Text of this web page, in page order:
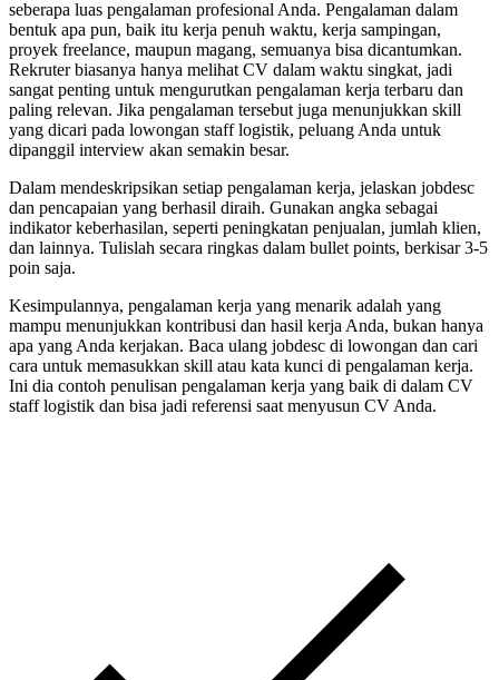
seberapa luas pengalaman profesional Anda. Pengalaman dalam
bentuk apa pun, baik itu kerja penuh waktu, kerja sampingan,
proyek freelance, maupun magang, semuanya bisa dicantumkan.
Rekruter biasanya hanya melihat CV dalam waktu singkat, jadi
sangat penting untuk mengurutkan pengalaman kerja terbaru dan
paling relevan. Jika pengalaman tersebut juga menunjukkan skill
yang dicari pada lowongan staff logistik, peluang Anda untuk
dipanggil interview akan semakin besar.
Dalam mendeskripsikan setiap pengalaman kerja, jelaskan jobdesc
dan pencapaian yang berhasil diraih. Gunakan angka sebagai
indikator keberhasilan, seperti peningkatan penjualan, jumlah klien,
dan lainnya. Tulislah secara ringkas dalam bullet points, berkisar 3-5
poin saja.
Kesimpulannya, pengalaman kerja yang menarik adalah yang
mampu menunjukkan kontribusi dan hasil kerja Anda, bukan hanya
apa yang Anda kerjakan. Baca ulang jobdesc di lowongan dan cari
cara untuk memasukkan skill atau kata kunci di pengalaman kerja.
Ini dia contoh penulisan pengalaman kerja yang baik di dalam CV
staff logistik dan bisa jadi referensi saat menyusun CV Anda.